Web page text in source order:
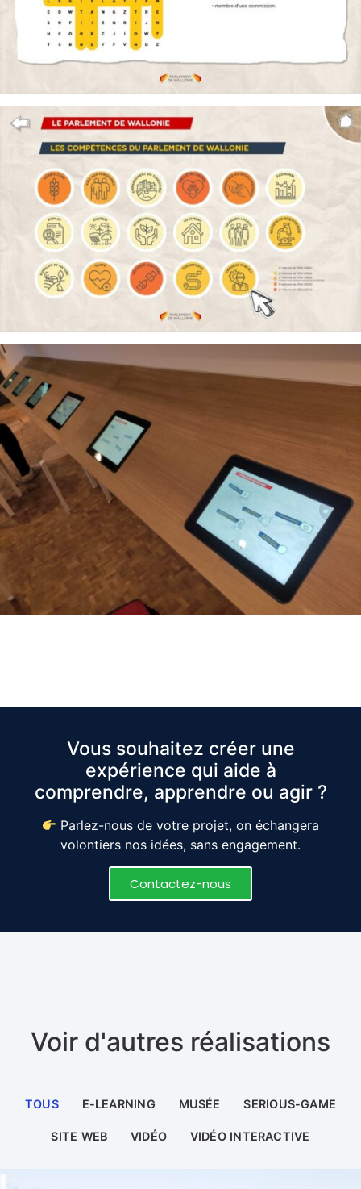
Vous souhaitez créer une
expérience qui aide à
comprendre, apprendre ou agir ?
Parlez-nous de votre projet, on échangera
volontiers nos idées, sans engagement.
Contactez-nous
Voir d'autres réalisations
TOUS E-LEARNING MUSÉE SERIOUS-GAME
SITE WEB VIDÉO VIDÉO INTERACTIVE